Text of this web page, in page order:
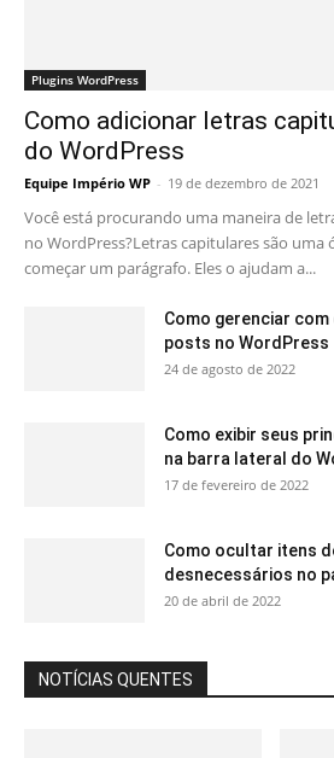
Plugins WordPress
Como adicionar letras
do WordPress
Equipe Império WP - 19 de dezembro de 2021
Você está procurando uma maneira de
no WordPress?Letras capitulares são uma
começar um parágrafo. Eles o ajudam a...
Como gerenciar
posts no WordPress
24 de agosto de 2022
Como exibir seus
na barra lateral do
17 de fevereiro de 2022
Como ocultar itens
desnecessários no
20 de abril de 2022
NOTÍCIAS QUENTES